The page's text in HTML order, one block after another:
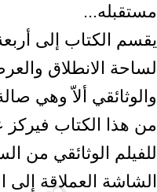
مستقبله...
يقسم الكتاب إلى
لساحة الانطلاق
والوثائقي ألاّ وهي
من هذا الكتاب فيركز
للفيلم الوثائقي من
الشاشة العملاقة